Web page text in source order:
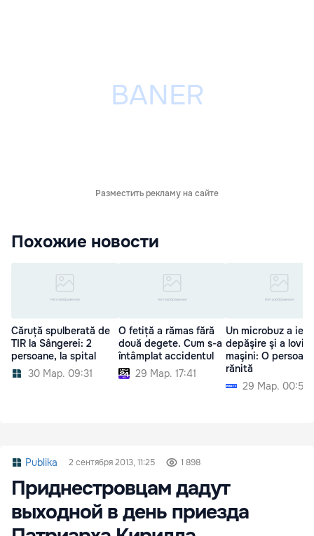
Разместить рекламу на сайте
Похожие новости
Căruță spulberată de
TIR la Sângerei: 2
persoane, la spital
30 Мар. 09:31
O fetiță a rămas fără
două degete. Cum s-a
întâmplat accidentul
29 Мар. 17:41
Un microbuz a
depăşire şi a lovit
maşini: O
rănită
29 Мар. 00:52
Publika 2 сентября 2013, 11:25 1 898
Приднестровцам дадут
выходной в день приезда